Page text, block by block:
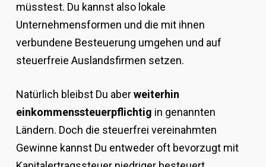
müsstest. Du kannst also lokale
Unternehmensformen und die mit ihnen
verbundene Besteuerung umgehen und auf
steuerfreie Auslandsfirmen setzen.
Natürlich bleibst Du aberweiterhin
einkommenssteuerpflichtig in genannten
Ländern. Doch die steuerfrei vereinahmten
Gewinne kannst Du entweder oft bevorzugt mit